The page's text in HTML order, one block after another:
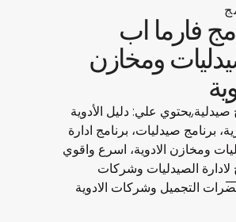
فارما اب
ومخازن
صيدلية,يحتوي علي: دليل الأدوية
برنامج صيدليات، برنامج ادارة
ومخازن الادوية، اسرع واقوي
لادارة الصيدليات وشركات
التجميل وشركات الادوية